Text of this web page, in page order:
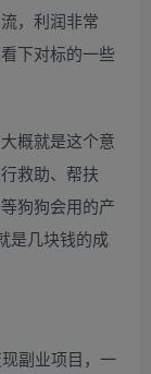
，利润非常
下对标的一些
概就是这个意
救助、帮扶
狗狗会用的产
是几块钱的成